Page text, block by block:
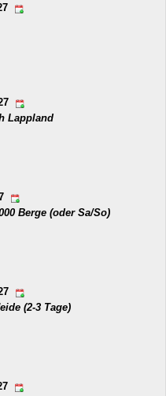
Lappland
Berge (oder Sa/So)
(2-3 Tage)